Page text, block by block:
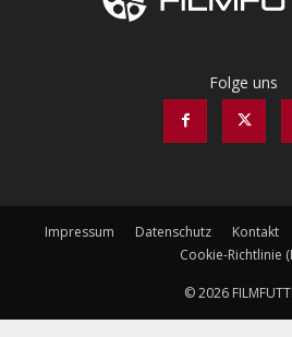
Folge uns
Impressum Datenschutz Kontakt
Cookie-Richtlinie
© 2026